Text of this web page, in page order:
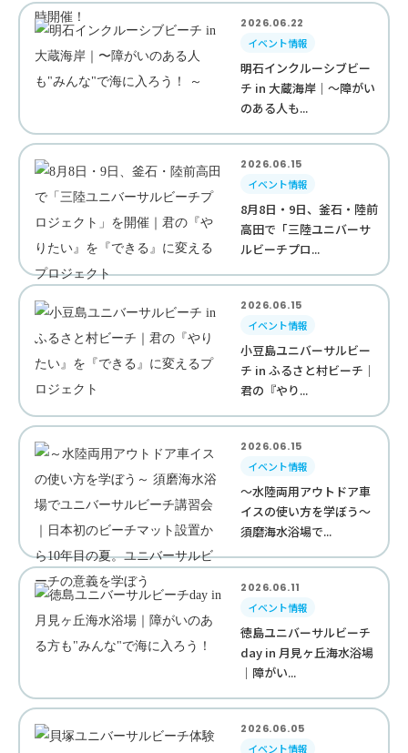
2026.06.22
イベント情報
明石インクルーシブビー
チ in 大蔵海岸｜〜障がい
のある人も...
2026.06.15
イベント情報
8月8日・9日、釜石・陸前
高田で「三陸ユニバーサ
ルビーチプロ...
2026.06.15
イベント情報
小豆島ユニバーサルビー
チ in ふるさと村ビーチ｜
君の『やり...
2026.06.15
イベント情報
～水陸両用アウトドア車
イスの使い方を学ぼう～
須磨海水浴場で...
2026.06.11
イベント情報
徳島ユニバーサルビーチ
day in 月見ヶ丘海水浴場
｜障がい...
2026.06.05
イベント情報